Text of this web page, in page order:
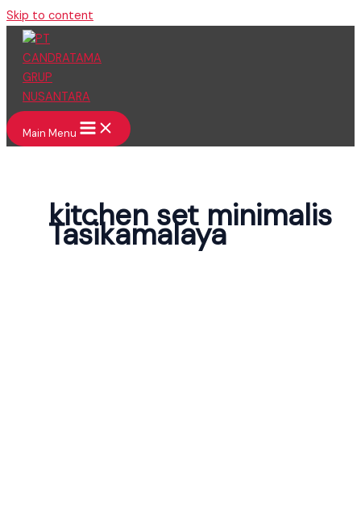
Skip to content
Main Menu
kitchen set minimalis
Tasikamalaya